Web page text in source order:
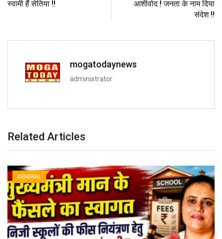
स्वामी हैं सेतिया !!
आशीर्वाद ! जनता के नाम दिया
संदेश !!
mogatodaynews
administrator
Related Articles
GENERAL